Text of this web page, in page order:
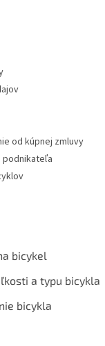
od kúpnej zmluvy
podnikateľa
bicykel
a typu bicykla
bicykla